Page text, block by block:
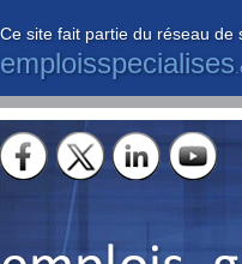
Ce site fait partie du réseau de
emploisspecialises